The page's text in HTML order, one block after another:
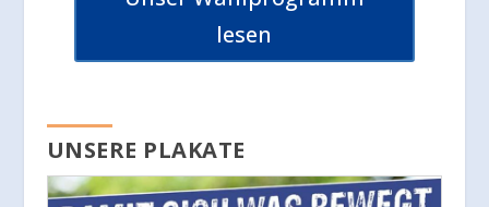
lesen
UNSERE PLAKATE